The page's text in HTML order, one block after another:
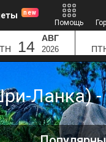
new
Помощь
14 АВГ
2026
Ланка) -